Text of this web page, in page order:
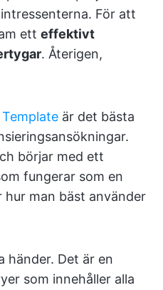
För att
ett effektivt
. Återigen,
är det bästa
börjar med ett
fungerar som en
man bäst använder
händer. Det är en
som innehåller alla